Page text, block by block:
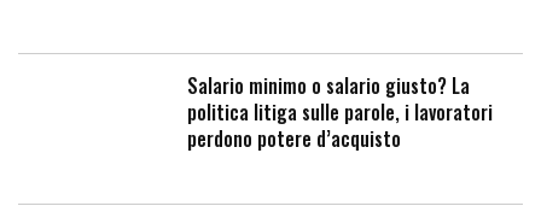
Salario minimo o salario giusto? La
politica litiga sulle parole, i lavoratori
perdono potere d’acquisto